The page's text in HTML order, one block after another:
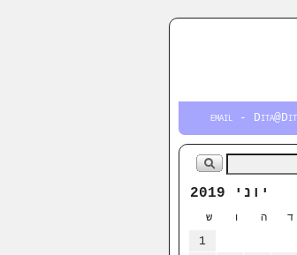
יוני 2019
ד ה ו ש
1